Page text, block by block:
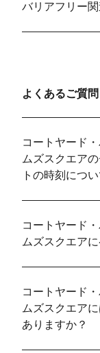
バリアフリー
よくあるご質問
コートヤード
ムズスクエア
トの時刻につ
コートヤード
ムズスクエア
コートヤード
ムズスクエア
ありますか？